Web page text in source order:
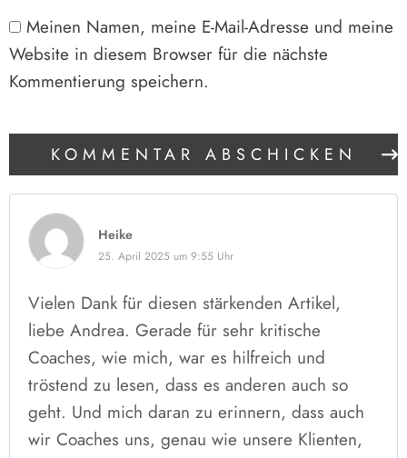
Meinen Namen, meine E-Mail-Adresse und meine
Website in diesem Browser für die nächste
Kommentierung speichern.
KOMMENTAR ABSCHICKEN
Heike
25. April 2025 um 9:55 Uhr
Vielen Dank für diesen stärkenden Artikel,
liebe Andrea. Gerade für sehr kritische
Coaches, wie mich, war es hilfreich und
tröstend zu lesen, dass es anderen auch so
geht. Und mich daran zu erinnern, dass auch
wir Coaches uns, genau wie unsere Klienten,